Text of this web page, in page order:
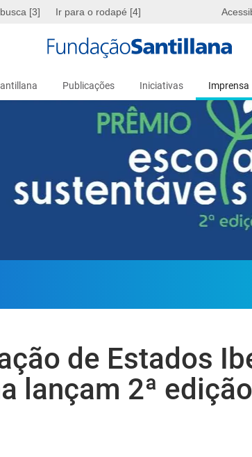
[3] Ir para o rodapé [4]
Publicações Iniciativas Imprensa
de Estados
lançam 2ª